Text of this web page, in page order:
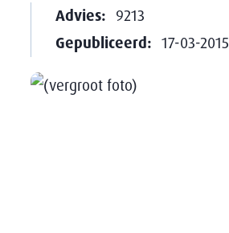
Advies: 9213
Gepubliceerd: 17-03-2015